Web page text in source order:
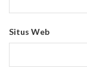
Situs Web